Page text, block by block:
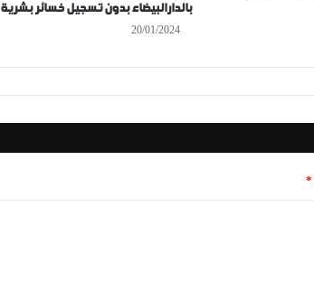
بالدارالبيضاء بدون تسجيل خسائر بشرية
20/01/2024
*